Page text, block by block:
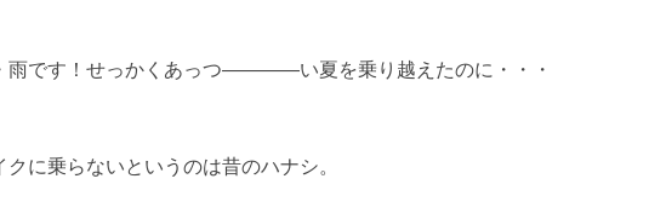
雨です！せっかくあっつ――――い夏を乗り越えたのに・・・
に乗らないというのは昔のハナシ。